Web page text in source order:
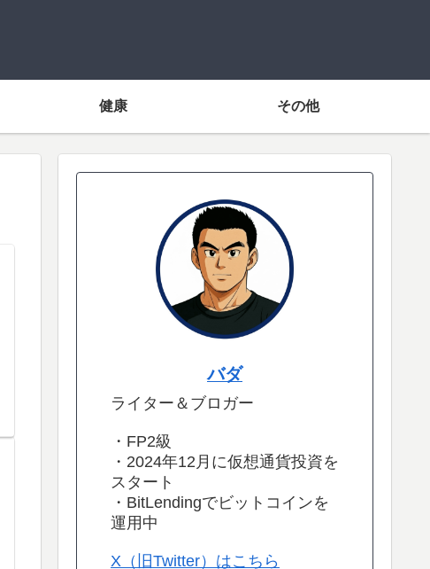
健康 その他
バダ
ライター＆ブロガー
・FP2級
・2024年12月に仮想通貨投資を
スタート
・BitLendingでビットコインを
運用中
X（旧Twitter）はこちら